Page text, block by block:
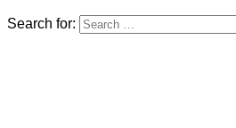
Search for: